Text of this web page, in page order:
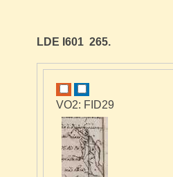
LDE I601 265.
VO2: FID29